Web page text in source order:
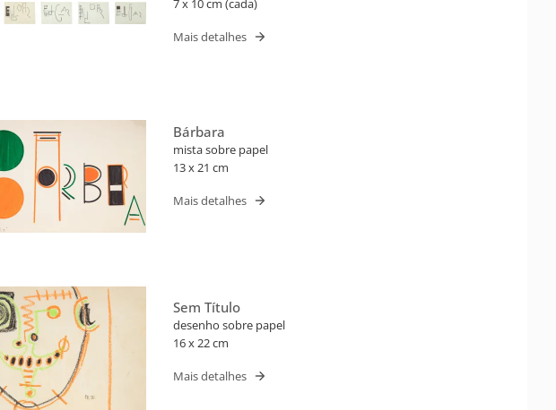
7 x 10 cm (cada)
Mais detalhes
Bárbara
mista sobre papel
13 x 21 cm
Mais detalhes
Sem Título
desenho sobre papel
16 x 22 cm
Mais detalhes